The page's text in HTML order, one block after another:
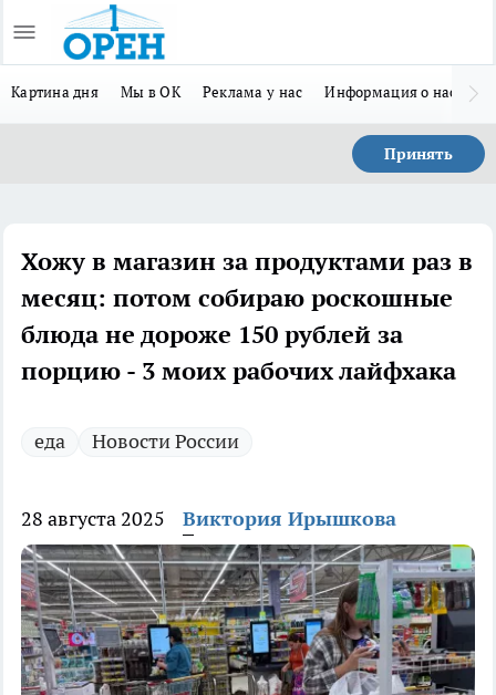
Картина дня Мы в ОК Реклама у нас Информация о нас
Принять
Хожу в магазин за продуктами раз в
месяц: потом собираю роскошные
блюда не дороже 150 рублей за
порцию - 3 моих рабочих лайфхака
еда Новости России
28 августа 2025 Виктория Ирышкова